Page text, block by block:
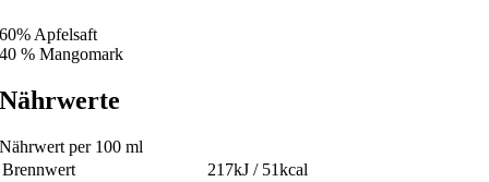
60% Apfelsaft
40 % Mangomark
Nährwerte
Nährwert per 100 ml
Brennwert
217kJ / 51kcal